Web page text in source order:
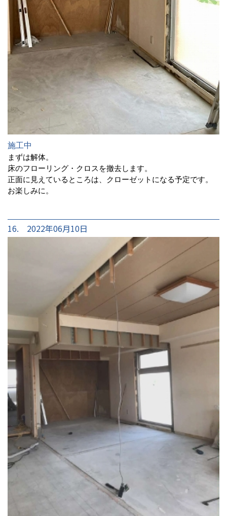
施工中
まずは解体。
床のフローリング・クロスを撤去します。
正面に見えているところは、クローゼットになる予定です。
お楽しみに。
16. 2022年06月10日